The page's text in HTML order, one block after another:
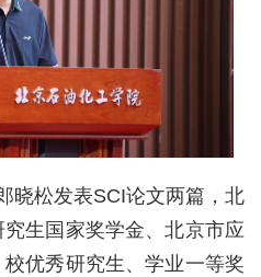
晓松发表SCI论文两篇，北
生国家奖学金、北京市应
优秀研究生、学业一等奖